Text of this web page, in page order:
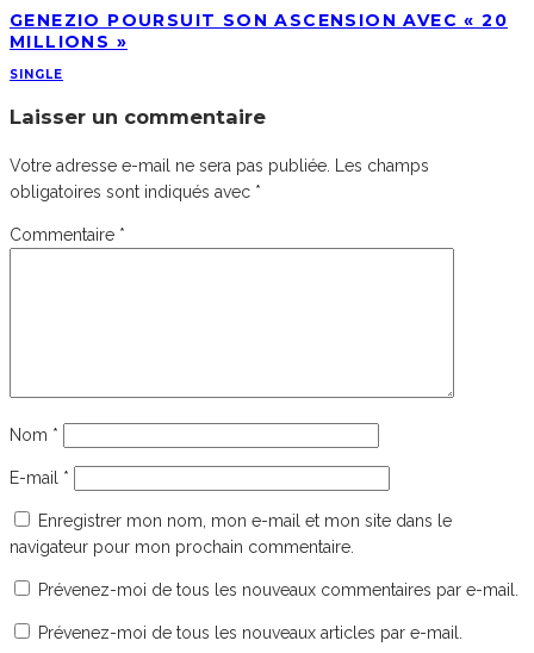
GENEZIO POURSUIT SON ASCENSION AVEC « 20
MILLIONS »
SINGLE
Laisser un commentaire
Votre adresse e-mail ne sera pas publiée. Les champs
obligatoires sont indiqués avec *
Commentaire *
Nom *
E-mail *
Enregistrer mon nom, mon e-mail et mon site dans le
navigateur pour mon prochain commentaire.
Prévenez-moi de tous les nouveaux commentaires par e-mail.
Prévenez-moi de tous les nouveaux articles par e-mail.